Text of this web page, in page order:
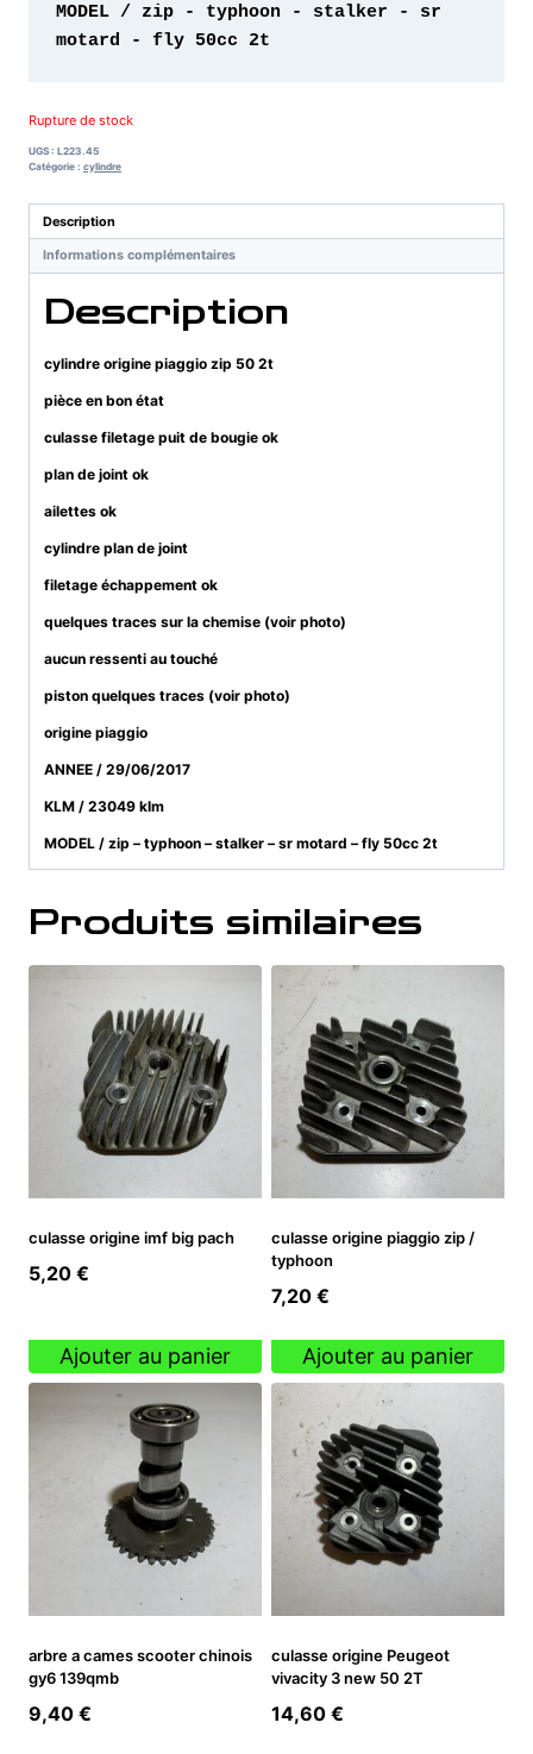
MODEL / zip - typhoon - stalker - sr
motard - fly 50cc 2t
Rupture de stock
UGS : L223.45
Catégorie : cylindre
Description
Informations complémentaires
Description
cylindre origine piaggio zip 50 2t
pièce en bon état
culasse filetage puit de bougie ok
plan de joint ok
ailettes ok
cylindre plan de joint
filetage échappement ok
quelques traces sur la chemise (voir photo)
aucun ressenti au touché
piston quelques traces (voir photo)
origine piaggio
ANNEE / 29/06/2017
KLM / 23049 klm
MODEL / zip – typhoon – stalker – sr motard – fly 50cc 2t
Produits similaires
culasse origine imf big pach
5,20 €
Ajouter au panier
culasse origine piaggio zip /
typhoon
7,20 €
Ajouter au panier
arbre a cames scooter chinois
gy6 139qmb
9,40 €
culasse origine Peugeot
vivacity 3 new 50 2T
14,60 €